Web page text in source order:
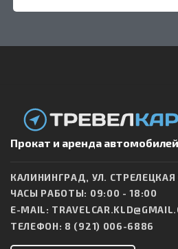
Прокат и аренда
КАЛИНИНГРАД, УЛ. СТРЕЛЕЦКАЯ
ЧАСЫ РАБОТЫ: 09:00 - 18:00
E-MAIL:
ТЕЛЕФОН: 8 (921) 006-6886